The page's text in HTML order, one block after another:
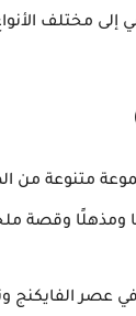
إلى مختلف
متنوعة من
ومذهلًا وقصة
عصر الفايكنج